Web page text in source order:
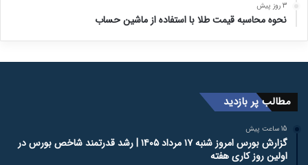
3 روز پیش
نحوه محاسبه قیمت طلا با استفاده از ماشین حساب
مطالب پر بازدید
15 ساعت پیش
گزارش بورس امروز شنبه ۱۷ مرداد ۱۴۰۵ | رشد قدرتمند شاخص بورس در
اولین روز کاری هفته